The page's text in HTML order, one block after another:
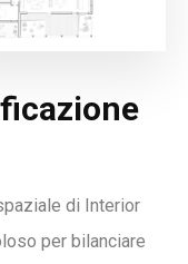
di Interior
per bilanciare